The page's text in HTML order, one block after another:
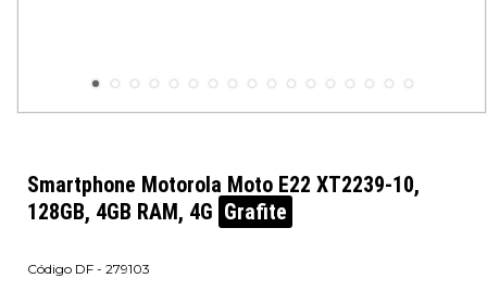
Smartphone Motorola Moto E22 XT2239-10,
128GB, 4GB RAM, 4G Grafite
DF - 279103